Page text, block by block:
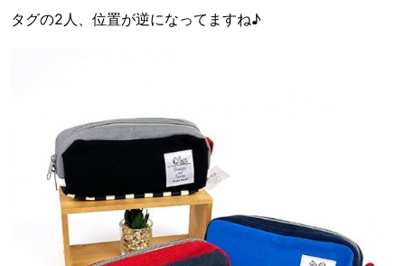
タグの2人、位置が逆になってますね♪